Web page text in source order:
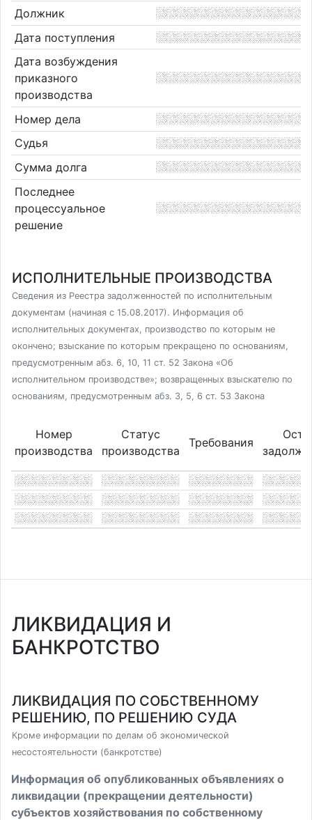
Должник
Дата поступления
Дата возбуждения
приказного
производства
Номер дела
Судья
Сумма долга
Последнее
процессуальное
решение
ИСПОЛНИТЕЛЬНЫЕ ПРОИЗВОДСТВА
Сведения из Реестра задолженностей по исполнительным
документам (начиная с 15.08.2017). Информация об
исполнительных документах, производство по которым не
окончено; взыскание по которым прекращено по основаниям,
предусмотренным абз. 6, 10, 11 ст. 52 Закона «Об
исполнительном производстве»; возвращенных взыскателю по
основаниям, предусмотренным абз. 3, 5, 6 ст. 53 Закона
Номер
производства
Статус
производства
Требования
ЛИКВИДАЦИЯ И
БАНКРОТСТВО
ЛИКВИДАЦИЯ ПО СОБСТВЕННОМУ
РЕШЕНИЮ, ПО РЕШЕНИЮ СУДА
Кроме информации по делам об экономической
несостоятельности (банкротстве)
Информация об опубликованных объявлениях о
ликвидации (прекращении деятельности)
субъектов хозяйствования по собственному